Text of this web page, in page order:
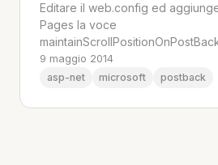
Editare il web.config ed
Pages la voce
9 maggio 2014
asp-net
microsoft postback